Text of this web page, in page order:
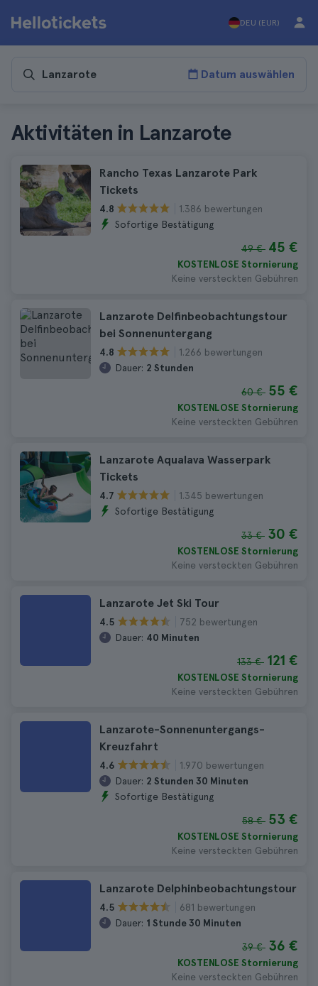
DEU (EUR)
Datum auswählen
Aktivitäten in Lanzarote
Rancho Texas Lanzarote Park
Tickets
4.8
1.386 bewertungen
Sofortige Bestätigung
49 € 45 €
KOSTENLOSE Stornierung
Keine versteckten Gebühren
Lanzarote Delfinbeobachtungstour
bei Sonnenuntergang
4.8
1.266 bewertungen
Dauer: 2 Stunden
60 € 55 €
KOSTENLOSE Stornierung
Keine versteckten Gebühren
Lanzarote Aqualava Wasserpark
Tickets
4.7
1.345 bewertungen
Sofortige Bestätigung
33 € 30 €
KOSTENLOSE Stornierung
Keine versteckten Gebühren
Lanzarote Jet Ski Tour
4.5
752 bewertungen
Dauer: 40 Minuten
133 € 121 €
KOSTENLOSE Stornierung
Keine versteckten Gebühren
Lanzarote-Sonnenuntergangs-
Kreuzfahrt
4.6
1.970 bewertungen
Dauer: 2 Stunden 30 Minuten
Sofortige Bestätigung
58 € 53 €
KOSTENLOSE Stornierung
Keine versteckten Gebühren
Lanzarote Delphinbeobachtungstour
4.5
681 bewertungen
Dauer: 1 Stunde 30 Minuten
39 € 36 €
KOSTENLOSE Stornierung
Keine versteckten Gebühren